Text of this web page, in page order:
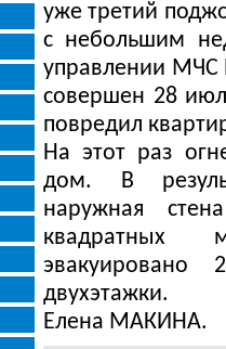
уже третий
с небольшим
управлении МЧС
совершен 28
повредил
На этот раз
дом. В
наружная
квадратных
эвакуировано
двухэтажки.
Елена МАКИНА.